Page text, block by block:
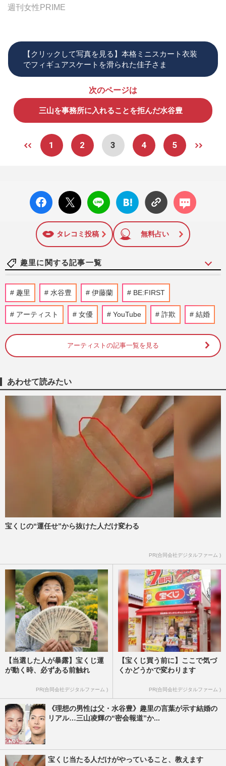
週刊女性PRIME
【クリックして写真を見る】本格ミニスカート衣装
でフィギュアスケートを滑られた佳子さま
次のページは
三山を事務所に入れることを拒んだ水谷豊
1 2 3 4 5
facebo
ok い
X ポス
ト
LINE
はてな
ブック
に追加
コメン
ト
タレコミ投稿 無料占い
趣里に関する記事一覧
趣里主演ドラマ『大空港』が税関とのコラ
ボポスター解禁も“皮肉すぎるタイミン
グ”… 三山凌輝の密会報道…
週刊女性PRIME 1時間前
元『BE:FIRST』三山凌輝と“ホテル密会報
道”の花乃まりあ、一児の母が直面する宝
週刊女性PRIME
《理想の男性は父・水谷豊》趣里の言葉が
示す結婚のリアル…三山凌輝の“密会報
道”から見る“家族に恵まれ…
週刊女性PRIME 2026/8/1
『BE:FIRST』三山凌輝&趣里、結婚と妊
娠を同時報告も「両親はじめ…」異例コメ
ントで強調する家族の“円満…
2026/7/30
趣里、三山凌輝との結婚発表に「ご両親も
趣里 水谷豊 伊藤蘭 BE:FIRST
アーティスト 女優 YouTube 詐欺 結婚
アーティストの記事一覧を見る
あわせて読みたい
宝くじの“運任せ”から抜けた人だけ変わる
PR(合同会社デジタルファーム )
【当選した人が暴露】宝くじ運
が動く時、必ずある前触れ
PR(合同会社デジタルファーム )
【宝くじ買う前に】ここで気づ
くかどうかで変わります
PR(合同会社デジタルファーム )
《理想の男性は父・水谷豊》趣里の言葉が示す結婚の
リアル…三山凌輝の“密会報道”か...
宝くじ当たる人だけがやっていること、教えます